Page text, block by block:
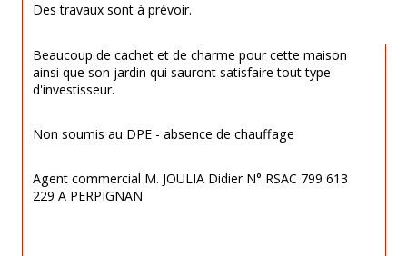
Des travaux sont à prévoir.
Beaucoup de cachet et de charme pour cette maison
ainsi que son jardin qui sauront satisfaire tout type
d'investisseur.
Non soumis au DPE - absence de chauffage
Agent commercial M. JOULIA Didier N° RSAC 799 613
229 A PERPIGNAN